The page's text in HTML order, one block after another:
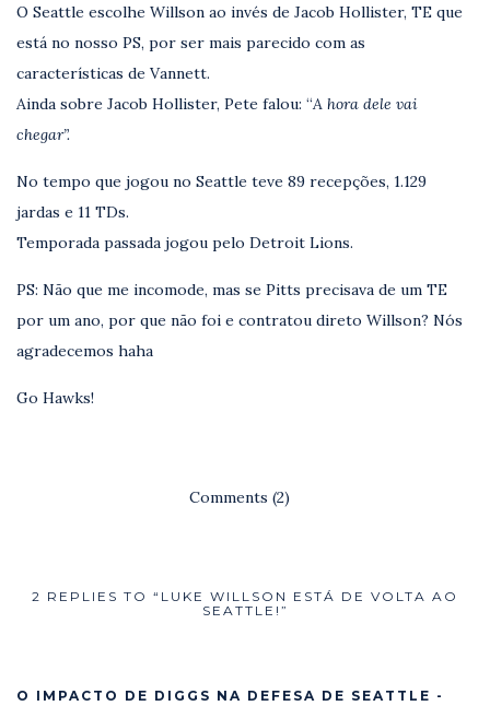
O Seattle escolhe Willson ao invés de Jacob Hollister, TE que
está no nosso PS, por ser mais parecido com as
características de Vannett.
Ainda sobre Jacob Hollister, Pete falou: “A hora dele vai
chegar”.
No tempo que jogou no Seattle teve 89 recepções, 1.129
jardas e 11 TDs.
Temporada passada jogou pelo Detroit Lions.
PS: Não que me incomode, mas se Pitts precisava de um TE
por um ano, por que não foi e contratou direto Willson? Nós
agradecemos haha
Go Hawks!
Comments (2)
2 REPLIES TO “LUKE WILLSON ESTÁ DE VOLTA AO
SEATTLE!”
O IMPACTO DE DIGGS NA DEFESA DE SEATTLE -